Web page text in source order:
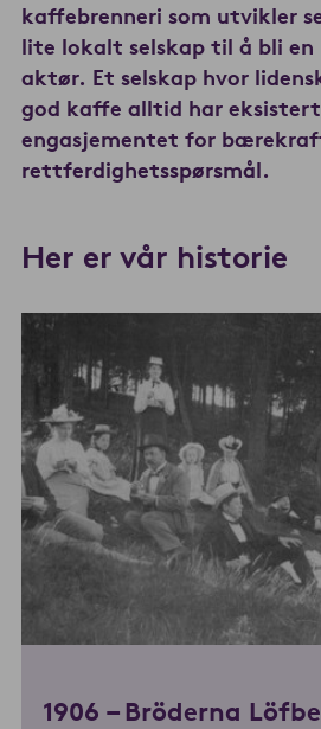
kaffebrenneri som utvikler
lite lokalt selskap til å bli en
aktør. Et selskap hvor
god kaffe alltid har
engasjementet for
rettferdighetsspørsmål.
Her er vår historie
1906 –Bröderna